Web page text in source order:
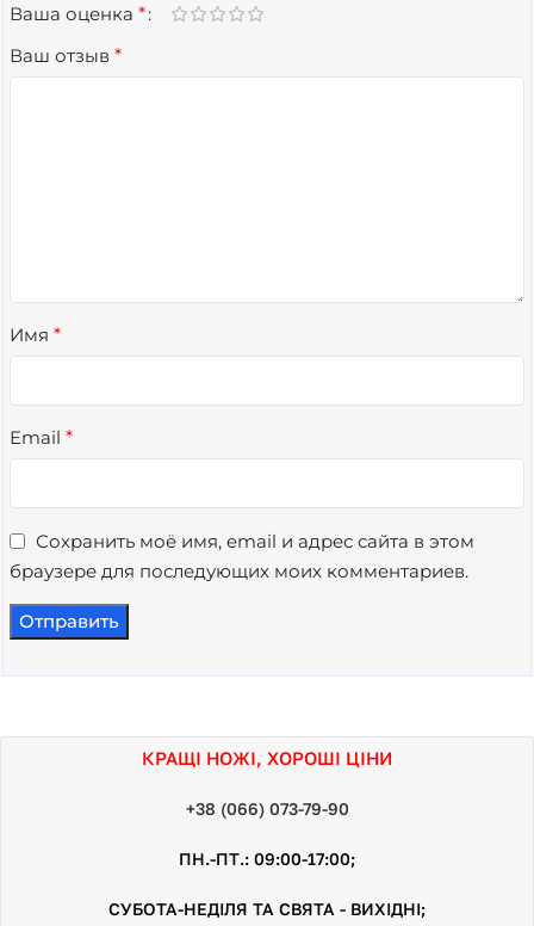
Ваша оценка *
Ваш отзыв *
Имя *
Email *
Сохранить моё имя, email и адрес сайта в этом
браузере для последующих моих комментариев.
КРАЩІ НОЖІ, ХОРОШІ ЦІНИ
+38 (066) 073-79-90
ПН.-ПТ.: 09:00-17:00;
СУБОТА-НЕДІЛЯ ТА СВЯТА - ВИХІДНІ;